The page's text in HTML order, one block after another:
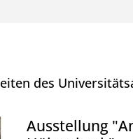
des
Ausstellung